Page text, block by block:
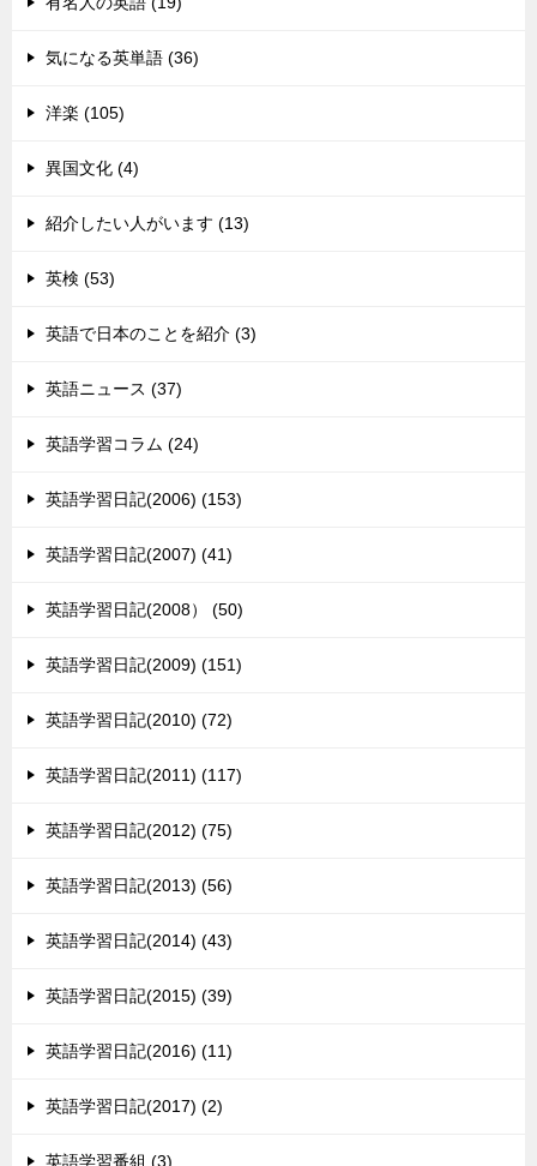
気になる英単語 (36)
洋楽 (105)
異国文化 (4)
紹介したい人がいます (13)
英検 (53)
英語で日本のことを紹介 (3)
英語ニュース (37)
英語学習コラム (24)
英語学習日記(2006) (153)
英語学習日記(2007) (41)
英語学習日記(2008） (50)
英語学習日記(2009) (151)
英語学習日記(2010) (72)
英語学習日記(2011) (117)
英語学習日記(2012) (75)
英語学習日記(2013) (56)
英語学習日記(2014) (43)
英語学習日記(2015) (39)
英語学習日記(2016) (11)
英語学習日記(2017) (2)
英語学習番組 (3)